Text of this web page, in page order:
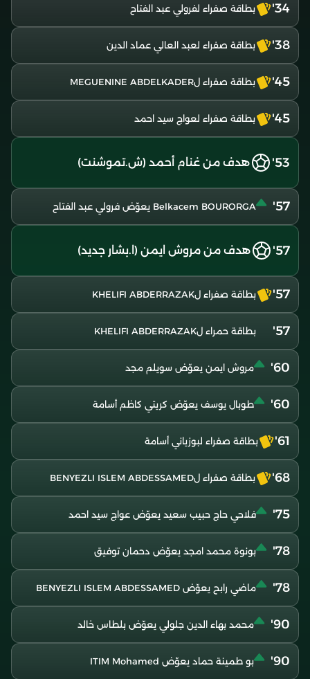
34' بطاقة صفراء لفرولي عبد الفتاح
38' بطاقة صفراء لعبد العالي عماد الدين
45' بطاقة صفراء لMEGUENINE ABDELKADER
45' بطاقة صفراء لعواج سيد احمد
53' هدف من غنام أحمد (ش.تموشنت)
57' Belkacem BOURORGA يعوّض فرولي عبد الفتاح
57' هدف من مروش ايمن (ا.بشار جديد)
57' بطاقة صفراء لKHELIFI ABDERRAZAK
57' بطاقة حمراء لKHELIFI ABDERRAZAK
60' مروش ايمن يعوّض سويلم مجد
60' طوبال يوسف يعوّض كريتي كاظم أسامة
61' بطاقة صفراء لبوزياني أسامة
68' بطاقة صفراء لBENYEZLI ISLEM ABDESSAMED
75' فلاحي حاج حبيب سعيد يعوّض عواج سيد احمد
78' بونوة محمد امجد يعوّض دحمان توفيق
78' ماضي رابح يعوّض BENYEZLI ISLEM ABDESSAMED
90' محمد بهاء الدين جلولي يعوّض بلطاس خالد
90' بو طمينة حماد يعوّض ITIM Mohamed